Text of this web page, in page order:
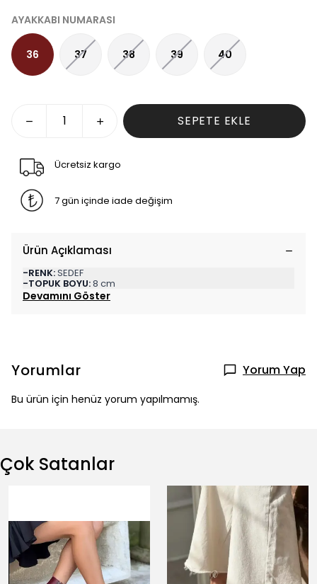
AYAKKABI NUMARASI
36 37 38 39 40
SEPETE EKLE
Ücretsiz kargo
7 gün içinde iade değişim
Ürün Açıklaması
-RENK:SEDEF
-TOPUK BOYU:8 cm
Devamını Göster
Yorumlar Yorum Yap
Bu ürün için henüz yorum yapılmamış.
Çok Satanlar